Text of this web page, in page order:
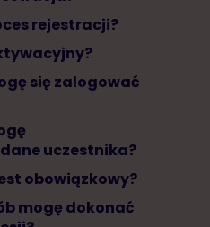
rejestracji?
się zalogować
uczestnika?
obowiązkowy?
mogę dokonać